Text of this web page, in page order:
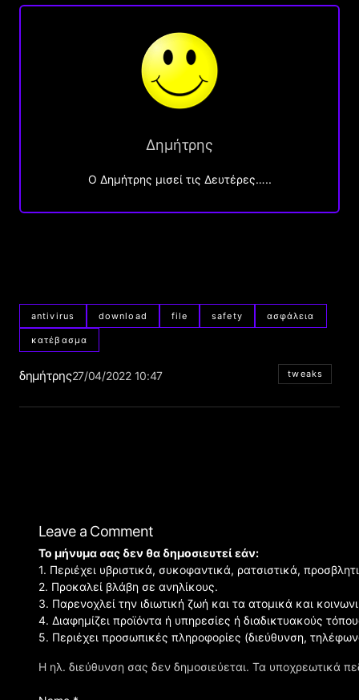
Δημήτρης
O Δημήτρης μισεί τις Δευτέρες…..
antivirus download file safety ασφάλεια
κατέβασμα
δημήτρης27/04/2022 10:47 tweaks
Leave a Comment
Η ηλ. διεύθυνση σας δεν δημοσιεύεται. Τα υποχρεωτικά
Το μήνυμα σας δεν θα δημοσιευτεί εάν:
1. Περιέχει υβριστικά, συκοφαντικά, ρατσιστικά,
2. Προκαλεί βλάβη σε ανηλίκους.
3. Παρενοχλεί την ιδιωτική ζωή και τα ατομικά και
4. Διαφημίζει προϊόντα ή υπηρεσίες ή διαδικτυακούς
5. Περιέχει προσωπικές πληροφορίες (διεύθυνση,